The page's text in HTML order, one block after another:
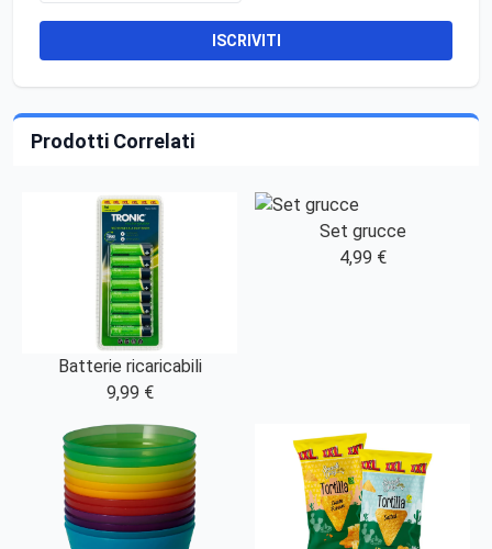
ISCRIVITI
Prodotti Correlati
Batterie ricaricabili
9,99 €
Set grucce
4,99 €